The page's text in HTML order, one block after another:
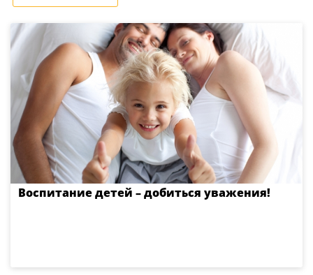
Воспитание детей – добиться уважения!